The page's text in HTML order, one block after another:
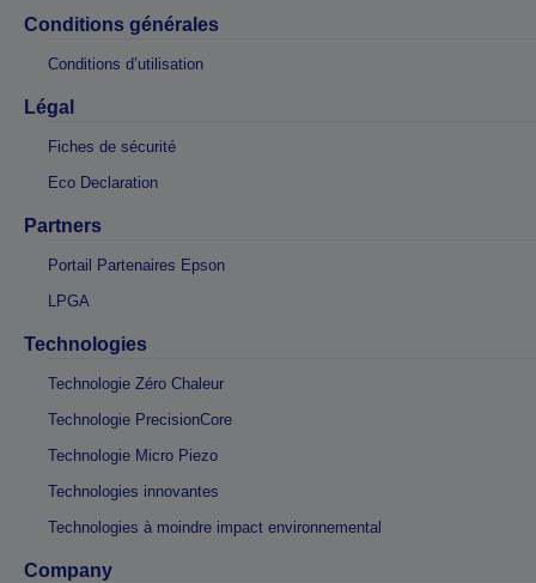
Conditions générales
Conditions d’utilisation
Légal
Fiches de sécurité
Eco Declaration
Partners
Portail Partenaires Epson
LPGA
Technologies
Technologie Zéro Chaleur
Technologie PrecisionCore
Technologie Micro Piezo
Technologies innovantes
Technologies à moindre impact environnemental
Company